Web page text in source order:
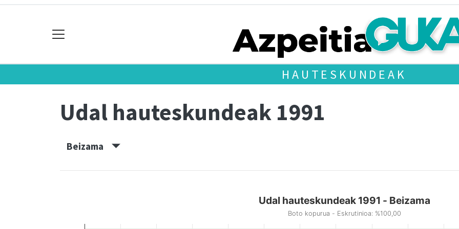
HAUTESKUNDEAK
Udal hauteskundeak 1991
Beizama
Udal hauteskundeak 1991 - Beizama
Boto kopurua - Eskrutinioa: %100,00